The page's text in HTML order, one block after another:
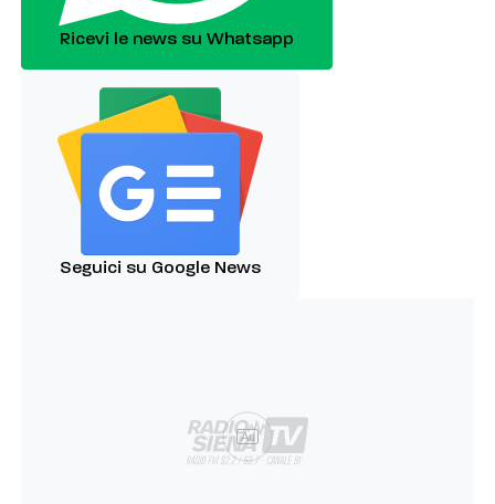
Ricevi le news su Whatsapp
Seguici su Google News
Ad